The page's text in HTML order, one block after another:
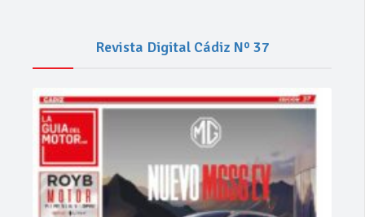
Revista Digital Cádiz Nº 37